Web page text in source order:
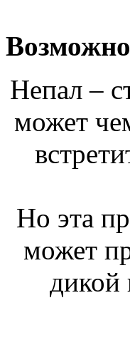
Возможно
Непал –
может
Но эта
может
дикой